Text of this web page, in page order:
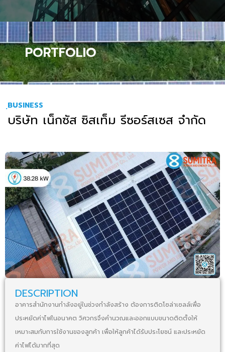
PORTFOLIO
ฺBUSINESS
บริษัท เน็กซัส ซิสเท็ม รีซอร์สเซส จำกัด
DESCRIPTION
อาคารสำนักงานกำลังอยู่ในช่วงกำลังสร้าง ต้องการติดโซล่าเซลล์เพื่อ
ประหยัดค่าไฟในอนาคต วิศวกรจึงคำนวณและออกแบบขนาดติดตั้งให้
เหมาะสมกับการใช้งานของลูกค้า เพื่อให้ลูกค้าได้รับประโยชน์ และประหยัด
ค่าไฟได้มากที่สุด